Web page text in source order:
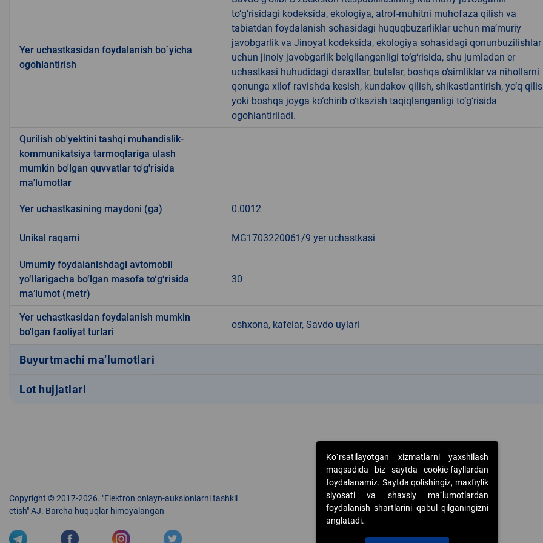
Yer uchastkasidan foydalanish bo`yicha
ogohlantirish
to‘g‘risidagi kodeksida, ekologiya, atrof-muhitni muhofaza qilish va
tabiatdan foydalanish sohasidagi huquqbuzarliklar uchun ma’muriy
javobgarlik va Jinoyat kodeksida, ekologiya sohasidagi qonunbuzilishlar
uchun jinoiy javobgarlik belgilanganligi to‘g‘risida, shu jumladan er
uchastkasi huhudidagi daraxtlar, butalar, boshqa o‘simliklar va nihollarni
qonunga xilof ravishda kesish, kundakov qilish, shikastlantirish, yo‘q
yoki boshqa joyga ko‘chirib o‘tkazish taqiqlanganligi to‘g‘risida
ogohlantiriladi.
Qurilish ob'yektini tashqi muhandislik-
kommunikatsiya tarmoqlariga ulash
mumkin bo'lgan quvvatlar to'g'risida
ma'lumotlar
Yer uchastkasining maydoni (ga) 0.0012
Unikal raqami MG1703220061/9 yer uchastkasi
Umumiy foydalanishdagi avtomobil
yo‘llarigacha bo‘lgan masofa to‘g‘risida
ma’lumot (metr)
30
Yer uchastkasidan foydalanish mumkin
bo'lgan faoliyat turlari
oshxona, kafelar, Savdo uylari
Buyurtmachi ma’lumotlari
Lot hujjatlari
Copyright © 2017-2026. "Elektron onlayn-auksionlarni tashkil
etish" AJ. Barcha huquqlar himoyalangan
Ko`rsatilayotgan xizmatlarni yaxshilash
maqsadida biz saytda cookie-fayllardan
foydalanamiz. Saytda qolishingiz, maxfiylik
siyosati va shaxsiy ma`lumotlardan
foydalanish shartlarini qabul qilganingizni
anglatadi.